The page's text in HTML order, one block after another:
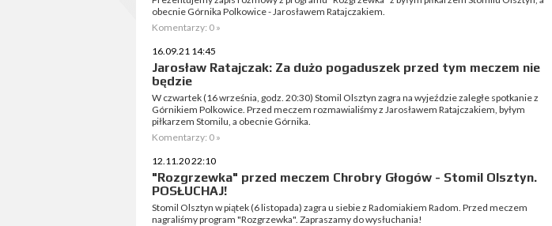
obecnie Górnika Polkowice - Jarosławem Ratajczakiem.
Komentarzy: 0 »
16.09.21 14:45
Jarosław Ratajczak: Za dużo pogaduszek przed tym meczem nie
będzie
W czwartek (16 września, godz. 20:30) Stomil Olsztyn zagra na wyjeździe zaległe spotkanie z
Górnikiem Polkowice. Przed meczem rozmawialiśmy z Jarosławem Ratajczakiem, byłym
piłkarzem Stomilu, a obecnie Górnika.
Komentarzy: 0 »
12.11.20 22:10
"Rozgrzewka" przed meczem Chrobry Głogów - Stomil Olsztyn.
POSŁUCHAJ!
Stomil Olsztyn w piątek (6 listopada) zagra u siebie z Radomiakiem Radom. Przed meczem
nagraliśmy program "Rozgrzewka". Zapraszamy do wysłuchania!